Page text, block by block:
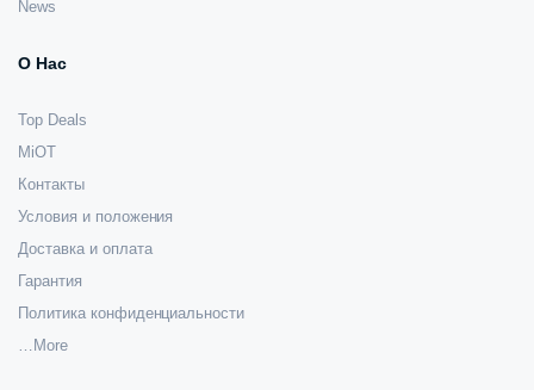
News
О Нас
Top Deals
MiOT
Контакты
Условия и положения
Доставка и оплата
Гарантия
Политика конфиденциальности
…More